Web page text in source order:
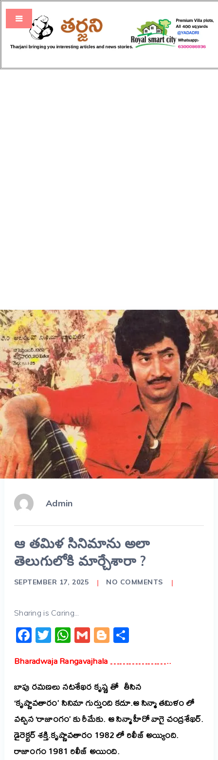
Admin
ఆ తమిళ సినిమాను అలా
తెలుగులోకి మార్చేశారా ?
SEPTEMBER 17, 2025 NO COMMENTS
Sharing is Caring...
Facebook
Twitter
WhatsApp
GmailBlogger
Share
Bharadwaja Rangavajhala ………………..
బాపు రమణలు నటశేఖర కృష్ణ తో తీసిన
‘కృష్ణావతారం’ సినిమా గుర్తుంది కదూ.ఆ సిన్మా తమిళం లో
వచ్చిన ‘రాజాంగం’ కు రీమేకు. ఆ సిన్మా హీరో వాగై చంద్రశేఖర్.
డైరెక్టర్ శక్తి.కృష్ణావతారం 1982 లో రిలీజ్ అయ్యింది.
రాజాంగం 1981 రిలీజ్ అయింది.